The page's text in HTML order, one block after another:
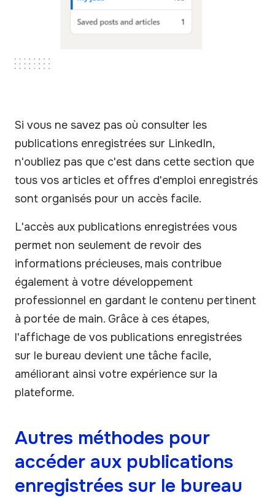
Si vous ne savez pas où consulter les
publications enregistrées sur LinkedIn,
n'oubliez pas que c'est dans cette section que
tous vos articles et offres d'emploi enregistrés
sont organisés pour un accès facile.
L'accès aux publications enregistrées vous
permet non seulement de revoir des
informations précieuses, mais contribue
également à votre développement
professionnel en gardant le contenu pertinent
à portée de main. Grâce à ces étapes,
l'affichage de vos publications enregistrées
sur le bureau devient une tâche facile,
améliorant ainsi votre expérience sur la
plateforme.
Autres méthodes pour
accéder aux publications
enregistrées sur le bureau